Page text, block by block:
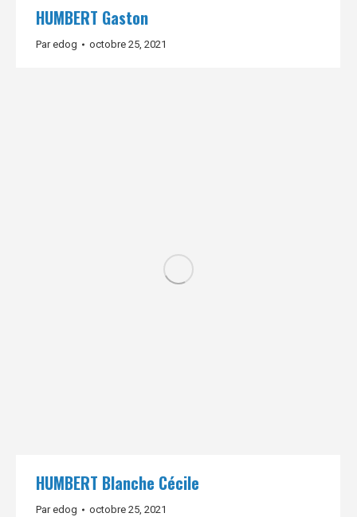
HUMBERT Gaston
Paredog octobre 25, 2021
HUMBERT Blanche Cécile
Paredog octobre 25, 2021